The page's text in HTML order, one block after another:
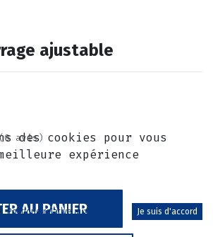
ajustable
avis)
AU PANIER
des cookies pour vous
expérience
Politique relative aux cookies Je suis d'accord